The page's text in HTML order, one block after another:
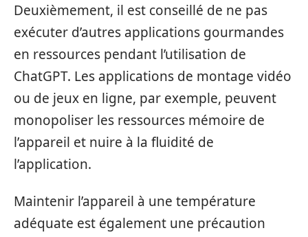
Deuxièmement, il est conseillé de ne pas
exécuter d’autres applications gourmandes
en ressources pendant l’utilisation de
ChatGPT. Les applications de montage vidéo
ou de jeux en ligne, par exemple, peuvent
monopoliser les ressources mémoire de
l’appareil et nuire à la fluidité de
l’application.
Maintenir l’appareil à une température
adéquate est également une précaution